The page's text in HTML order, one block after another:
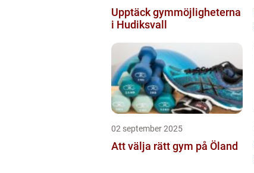
Upptäck gymmöjligheterna
i Hudiksvall
02 september 2025
Att välja rätt gym på Öland